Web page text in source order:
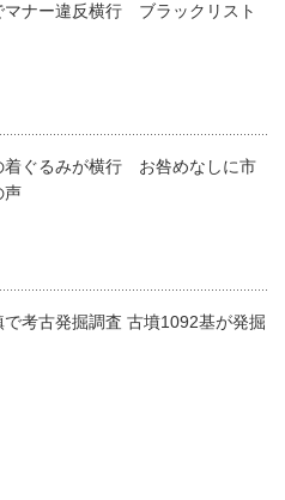
マナー違反横行 ブラックリスト
着ぐるみが横行 お咎めなしに市
声
考古発掘調査 古墳1092基が発掘